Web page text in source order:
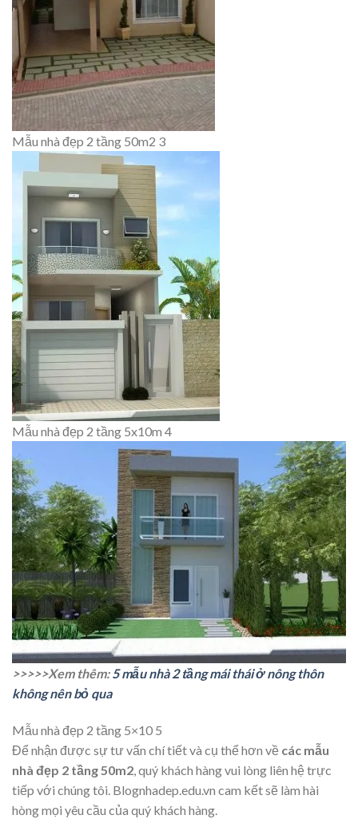
Mẫu nhà đẹp 2 tầng 50m2 3
Mẫu nhà đẹp 2 tầng 5x10m 4
>>>>>Xem thêm:5 mẫu nhà 2 tầng mái thái ở nông thôn
không nên bỏ qua
Mẫu nhà đẹp 2 tầng 5×10 5
Để nhận được sự tư vấn chí tiết và cụ thể hơn về các mẫu
nhà đẹp 2 tầng 50m2 , quý khách hàng vui lòng liên hệ trực
tiếp với chúng tôi. Blognhadep.edu.vn cam kết sẽ làm hài
hòng mọi yêu cầu của quý khách hàng.